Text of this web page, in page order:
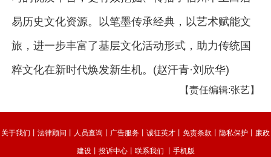
易历史文化资源。以笔墨传承经典，以艺术赋能文
旅，进一步丰富了基层文化活动形式，助力传统国
粹文化在新时代焕发新生机。(赵汗青·刘欣华)
【责任编辑:张艺】
关于我们 法律顾问 人员查询 广告服务 诚征英才 免责条款 隐私保护 廉政
建设丨 投诉中心丨 联系我们 手机版